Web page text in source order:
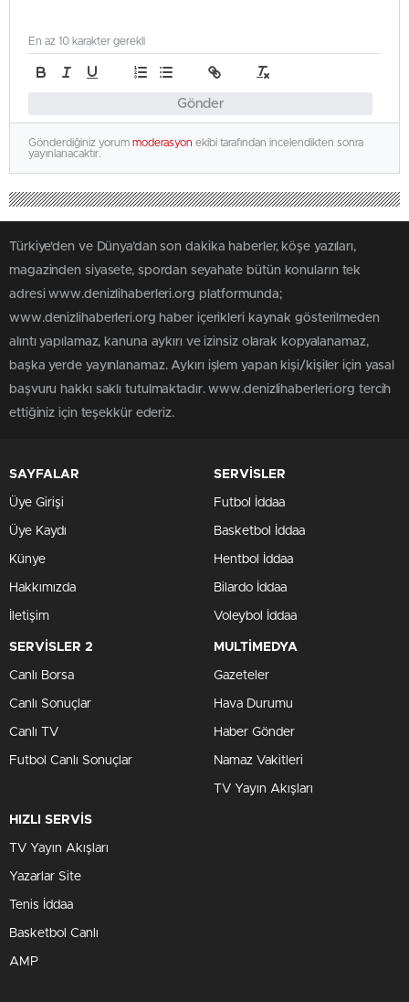
Gönder
En az 10 karakter gerekli
Gönderdiğiniz yorum moderasyon ekibi tarafından incelendikten sonra
yayınlanacaktır.
Türkiye'den ve Dünya’dan son dakika haberler, köşe yazıları,
magazinden siyasete, spordan seyahate bütün konuların tek
adresi www.denizlihaberleri.org platformunda;
www.denizlihaberleri.org haber içerikleri kaynak gösterilmeden
alıntı yapılamaz, kanuna aykırı ve izinsiz olarak kopyalanamaz,
başka yerde yayınlanamaz. Aykırı işlem yapan kişi/kişiler için yasal
başvuru hakkı saklı tutulmaktadır. www.denizlihaberleri.org tercih
ettiğiniz için teşekkür ederiz.
SAYFALAR
Üye Girişi
Üye Kaydı
Künye
Hakkımızda
İletişim
SERVİSLER
Futbol İddaa
Basketbol İddaa
Hentbol İddaa
Bilardo İddaa
Voleybol İddaa
SERVİSLER 2
Canlı Borsa
Canlı Sonuçlar
Canlı TV
Futbol Canlı Sonuçlar
MULTİMEDYA
Gazeteler
Hava Durumu
Haber Gönder
Namaz Vakitleri
TV Yayın Akışları
HIZLI SERVİS
TV Yayın Akışları
Yazarlar Site
Tenis İddaa
Basketbol Canlı
AMP